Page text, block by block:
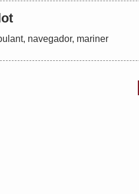
, navegador, mariner